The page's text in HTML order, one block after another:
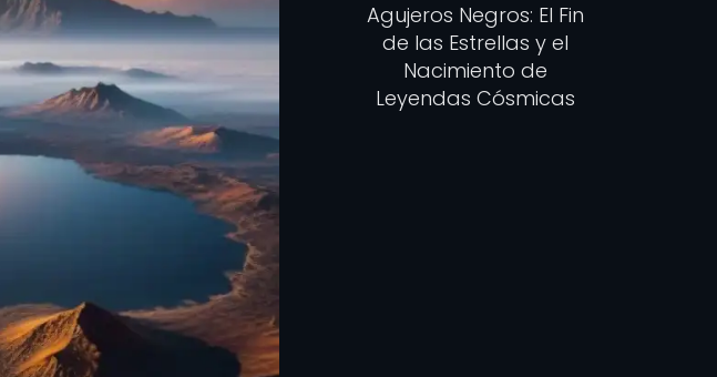
Agujeros Negros: El Fin
de las Estrellas y el
Nacimiento de
Leyendas Cósmicas